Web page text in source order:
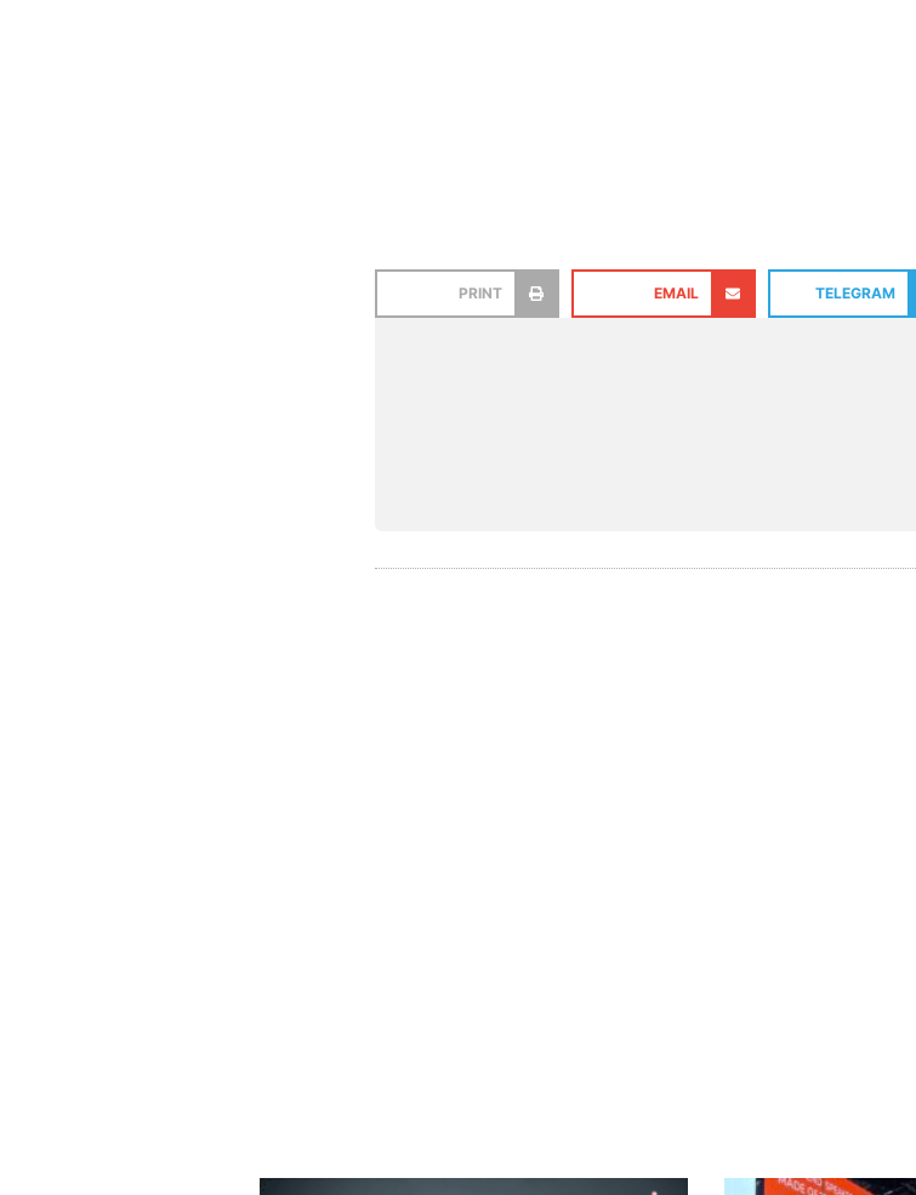
TELEGRAM
EMAIL
PRINT